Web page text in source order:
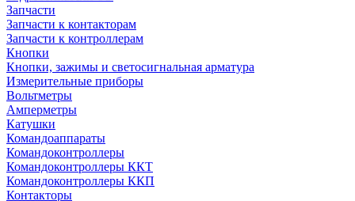
Запчасти
Запчасти к контакторам
Запчасти к контроллерам
Кнопки
Кнопки, зажимы и светосигнальная арматура
Измерительные приборы
Вольтметры
Амперметры
Катушки
Командоаппараты
Командоконтроллеры
Командоконтроллеры ККТ
Командоконтроллеры ККП
Контакторы